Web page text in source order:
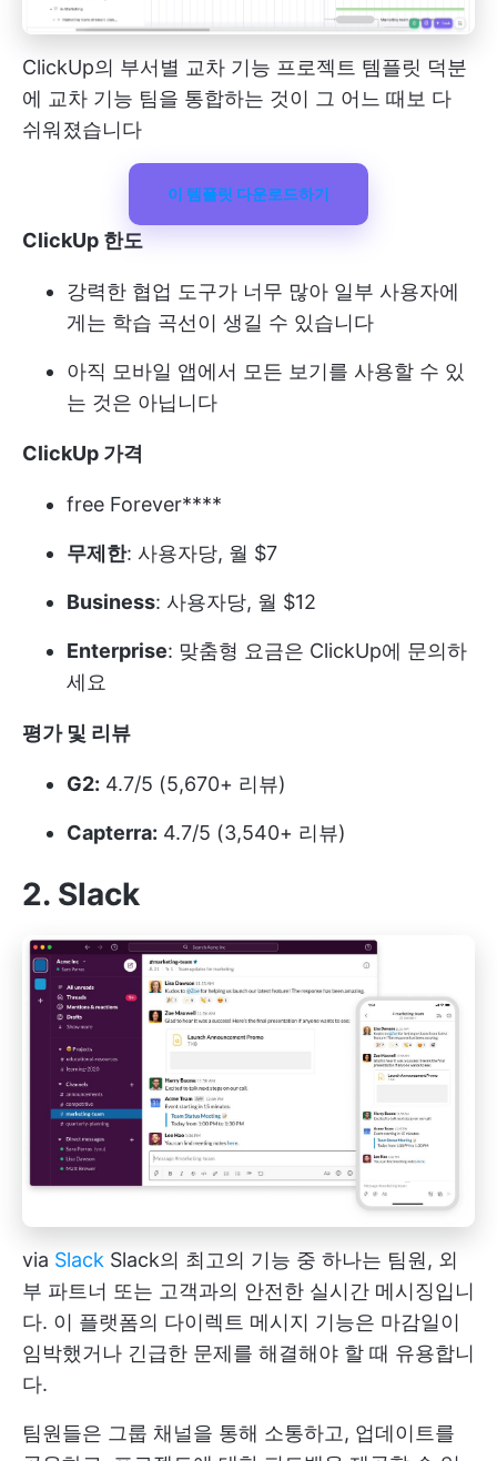
ClickUp의 부서별 교차 기능 프로젝트 템플릿 덕분
에 교차 기능 팀을 통합하는 것이 그 어느 때보 다
쉬워졌습니다
이 템플릿 다운로드하기
ClickUp 한도
강력한 협업 도구가 너무 많아 일부 사용자에
게는 학습 곡선이 생길 수 있습니다
아직 모바일 앱에서 모든 보기를 사용할 수 있
는 것은 아닙니다
ClickUp 가격
free Forever****
무제한: 사용자당, 월 $7
Business: 사용자당, 월 $12
Enterprise: 맞춤형 요금은 ClickUp에 문의하
세요
평가 및 리뷰
G2: 4.7/5 (5,670+ 리뷰)
Capterra: 4.7/5 (3,540+ 리뷰)
2. Slack
via Slack Slack의 최고의 기능 중 하나는 팀원, 외
부 파트너 또는 고객과의 안전한 실시간 메시징입니
다. 이 플랫폼의 다이렉트 메시지 기능은 마감일이
임박했거나 긴급한 문제를 해결해야 할 때 유용합니
다.
팀원들은 그룹 채널을 통해 소통하고, 업데이트를